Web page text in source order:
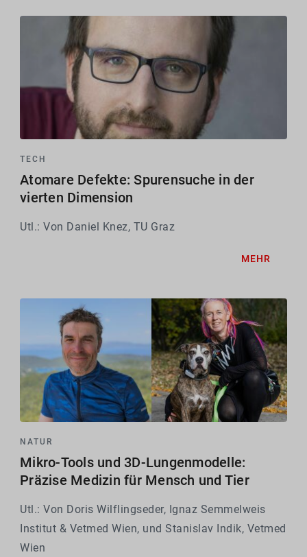
TECH
Atomare Defekte: Spurensuche in der
vierten Dimension
Utl.: Von Daniel Knez, TU Graz
MEHR
NATUR
Mikro-Tools und 3D-Lungenmodelle:
Präzise Medizin für Mensch und Tier
Utl.: Von Doris Wilflingseder, Ignaz Semmelweis
Institut & Vetmed Wien, und Stanislav Indik, Vetmed
Wien